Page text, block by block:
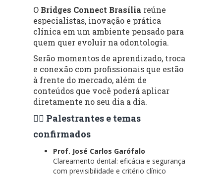
O Bridges Connect Brasília reúne
especialistas, inovação e prática
clínica em um ambiente pensado para
quem quer evoluir na odontologia.
Serão momentos de aprendizado, troca
e conexão com profissionais que estão
à frente do mercado, além de
conteúdos que você poderá aplicar
diretamente no seu dia a dia.
👨‍⚕️ Palestrantes e temas
confirmados
Prof. José Carlos Garófalo
Clareamento dental: eficácia e segurança
com previsibilidade e critério clínico